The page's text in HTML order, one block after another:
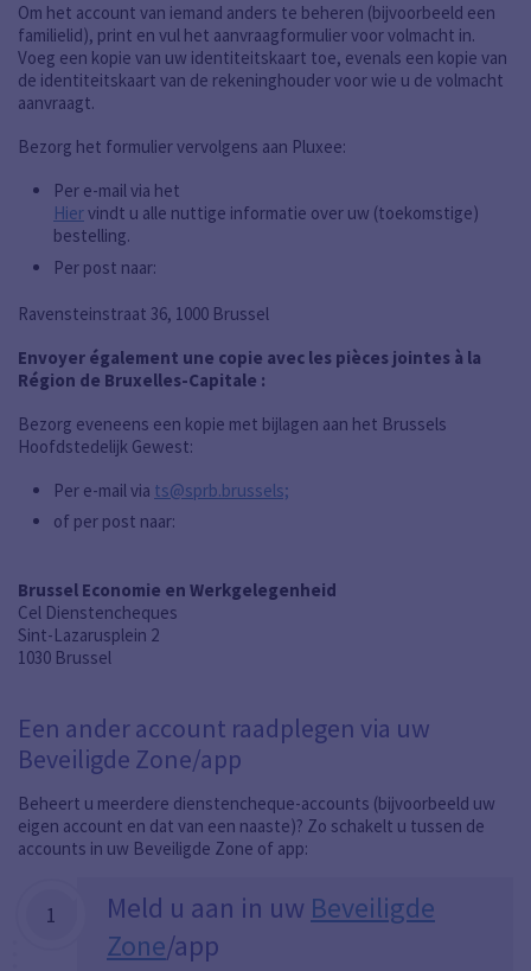
Om het account van iemand anders te beheren (bijvoorbeeld een
familielid), print en vul het aanvraagformulier voor volmacht in.
Voeg een kopie van uw identiteitskaart toe, evenals een kopie van
de identiteitskaart van de rekeninghouder voor wie u de volmacht
aanvraagt.
Bezorg het formulier vervolgens aan Pluxee:
Per e-mail via het
Hiervindt u alle nuttige informatie over uw (toekomstige)
bestelling.
Per post naar:
Ravensteinstraat 36, 1000 Brussel
Envoyer également une copie avec les pièces jointes à la
Région de Bruxelles-Capitale :
Bezorg eveneens een kopie met bijlagen aan het Brussels
Hoofdstedelijk Gewest:
Per e-mail via ts@sprb.brussels;
of per post naar:
Brussel Economie en Werkgelegenheid
Cel Dienstencheques
Sint-Lazarusplein 2
1030 Brussel
Een ander account raadplegen via uw
Beveiligde Zone/app
Beheert u meerdere dienstencheque-accounts (bijvoorbeeld uw
eigen account en dat van een naaste)? Zo schakelt u tussen de
accounts in uw Beveiligde Zone of app:
1 Meld u aan in uw Beveiligde
Zone/app